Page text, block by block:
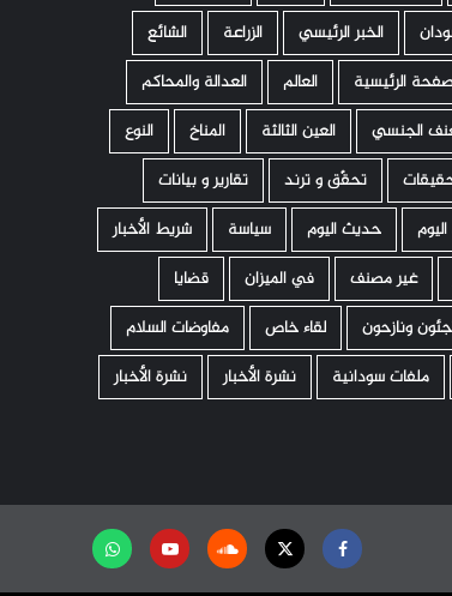
الخبر الرئيسي الزراعة
الشائع
الرئيسية العالم
العدالة والمحاكم
الجنسي العين الثالثة المناخ
النوع
تحقّق و ترند
تقارير و بيانات
حديث اليوم سياسة
شريط الأخبار
غير مصنف في الميزان
قضايا
ونازحون لقاء خاص
مفاوضات السلام
ملفات سودانية نشرة الأخبار نشرة الأخبار
Facebook
Twitter
Soundcloud
Youtubeتابعنا
على